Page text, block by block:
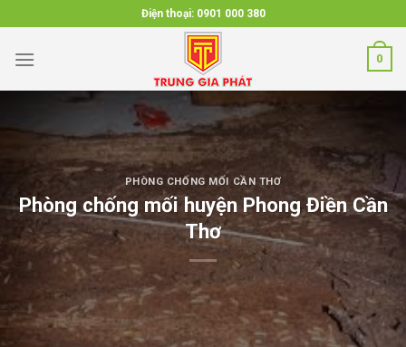
to
content
Điện thoại: 0901 000 380
0
PHÒNG CHỐNG MỐI CẦN THƠ
Phòng chống mối huyện Phong Điền Cần
Thơ